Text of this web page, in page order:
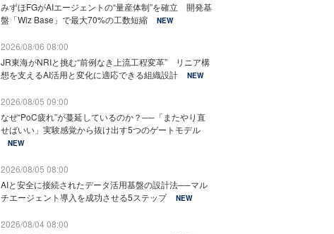
みずほFGがAIエージェントの“量産体制”を確立 開発基
盤「Wiz Base」で最大70%の工数短縮
NEW
2026/08/06 08:00
JR東海がNRIと挑む“前例なき上流工程変革” リニア構
想を支えるAI活用と変化に適応できる組織設計
NEW
2026/08/05 09:00
なぜ“PoC疲れ”が蔓延しているのか？──「またやり直
せばいい」実験感覚から抜け出す5つのゲートモデル
NEW
2026/08/05 08:00
AIと安全に接続されたデータ活用基盤の設計法──マル
チエージェント導入を成功させる5ステップ
NEW
2026/08/04 08:00